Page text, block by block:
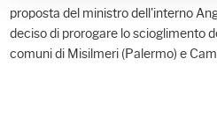
proposta del ministro dell'interno
deciso di prorogare lo scioglimento
comuni di Misilmeri (Palermo) e